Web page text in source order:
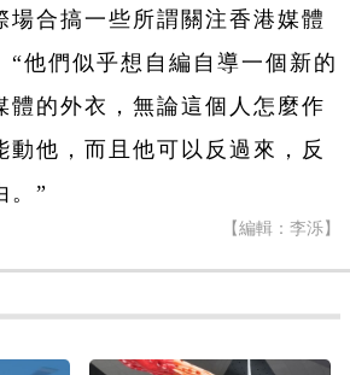
場合搞一些所謂關注香港媒體
“他們似乎想自編自導一個新的
體的外衣，無論這個人怎麼作
動他，而且他可以反過來，反
。”
【編輯：李泺】